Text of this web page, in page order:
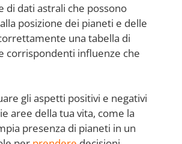
di dati astrali che possono
posizione dei pianeti e delle
una tabella di
corrispondenti influenze che
gli aspetti positivi e negativi
aree della tua vita, come la
presenza di pianeti in un